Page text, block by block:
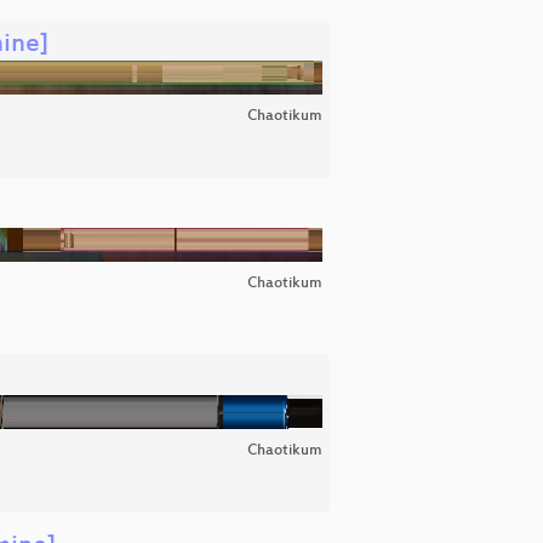
Chaotikum
Chaotikum
Chaotikum